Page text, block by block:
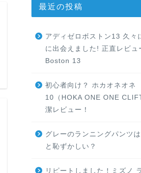
最近の投稿
アディゼロボストン13 久々
に出会えました! 正直レビ
Boston 13
初心者向け？ ホカオネオネ
10（HOKA ONE ONE
潔レビュー！
グレーのランニングパンツ
と恥ずかしい？
リピートしました！ミズノ